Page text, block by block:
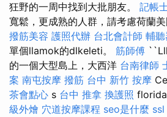
狂野的一周中找到大批朋友。 記帳
寬鬆，更成熟的人群，請考慮荷蘭美
撥筋美容 護照代辦 台北會計師 輔
單個llamok的dlkeleti。 筋師傅
的一個大型島上，大西洋 台南律師
案 南屯按摩 撥筋 台中 新竹 按摩 Ce
茶會點心 s 台中 推拿 換護照 florida
級外燴 穴道按摩課程 seo是什麼 ssl